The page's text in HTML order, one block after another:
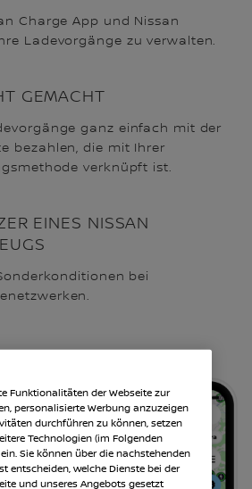
Charge App und Nissan
Ladevorgänge zu verwalten.
GEMACHT
ganz einfach mit der
bezahlen, die mit Ihrer
verknüpft ist.
EINES NISSAN
bei
Funktionalitäten der Webseite zur
personalisierte Werbung anzuzeigen
durchführen zu können, setzen
Technologien (im Folgenden
ein. Sie können über die nachstehenden
entscheiden, welche Dienste bei der
und unseres Angebots gesetzt